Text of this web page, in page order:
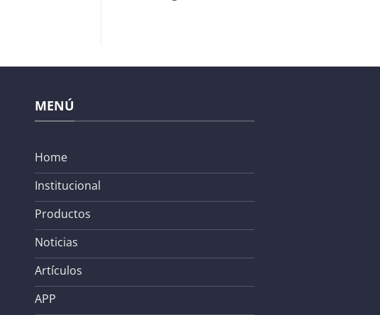
MENÚ
Home
Institucional
Productos
Noticias
Artículos
APP